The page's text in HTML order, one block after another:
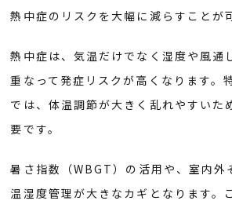
熱中症のリスクを大幅に減らすことが
熱中症は、気温だけでなく湿度や風通
重なって発症リスクが高くなります。
では、体温調節が大きく乱れやすいた
要です。
暑さ指数（WBGT）の活用や、室内外
温湿度管理が大きなカギとなります。